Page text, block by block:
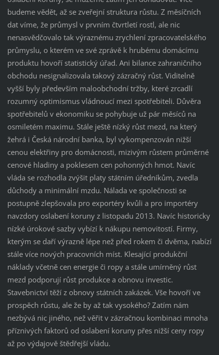
budeme vědět, až se zveřejní struktura růstu. Z měsíčních
dat víme, že průmysl v prvním čtvrtletí rostl, ale nic
nenasvědčovalo tak výraznému zrychlení zpracovatelského
průmyslu, o kterém ve své zprávě k hrubému domácímu
produktu hovoří statistický úřad. Ani bilance zahraničního
obchodu nesignalizovala takový zázračný růst. Viditelně
vyšší byly především maloobchodní tržby, které zrcadlí
rozumný optimismus vládnoucí mezi spotřebiteli. Důvěra
spotřebitelů v ekonomiku se pohybuje už pár měsíců na
osmiletém maximu. Stále ještě nízký růst mezd, na který
žehrá i Česká národní banka, byl vykompenzován nižší
cenou elektřiny pro domácnosti, mizivým růstem průměrné
cenové hladiny a poklesem cen pohonných hmot. Navíc
vláda se rozhodla zvýšit platy státním úředníkům, zvedla
důchody a minimální mzdu. Nálada ve společnosti se
postupně zlepšovala pro exportéry kvůli a pro importéry
navzdory oslabení koruny z listopadu 2013. Navíc historicky
nízké úrokové sazby vybízí k nákupu nemovitostí. Firmy,
kterým se daří výrazně lépe než před rokem či dvěma, nabízí
stále více nových pracovních míst. Klesající produkční
náklady včetně cen energie či ropy a stále umírněný růst
mezd podporují růst produkce a obnovu investic.
Stavebnictví těží z obnovy státních zakázek. Vše hovoří ve
prospěch růstu, ale že by až tak vysokého? Zatím nám
nezbývá nic jiného, než věřit v zázračnou kombinaci mnoha
příznivých faktorů od oslabení koruny přes nižší ceny ropy
až po výdajově štědřejší vládu.